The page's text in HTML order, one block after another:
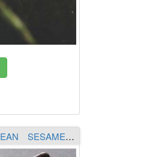
LILYPAD JERRYBEAN SESAME FUJIOKA ORIGINAL COLOR FJ-109（イエロー／ロイヤルブルー）